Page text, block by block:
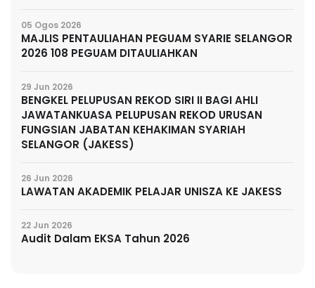
05 Ogos 2026
MAJLIS PENTAULIAHAN PEGUAM SYARIE SELANGOR
2026 108 PEGUAM DITAULIAHKAN
29 Jun 2026
BENGKEL PELUPUSAN REKOD SIRI II BAGI AHLI
JAWATANKUASA PELUPUSAN REKOD URUSAN
FUNGSIAN JABATAN KEHAKIMAN SYARIAH
SELANGOR (JAKESS)
26 Jun 2026
LAWATAN AKADEMIK PELAJAR UNISZA KE JAKESS
22 Jun 2026
Audit Dalam EKSA Tahun 2026